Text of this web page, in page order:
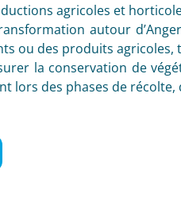
agricoles et
autour
ou des produits agricoles,
la conservation de
lors des phases de